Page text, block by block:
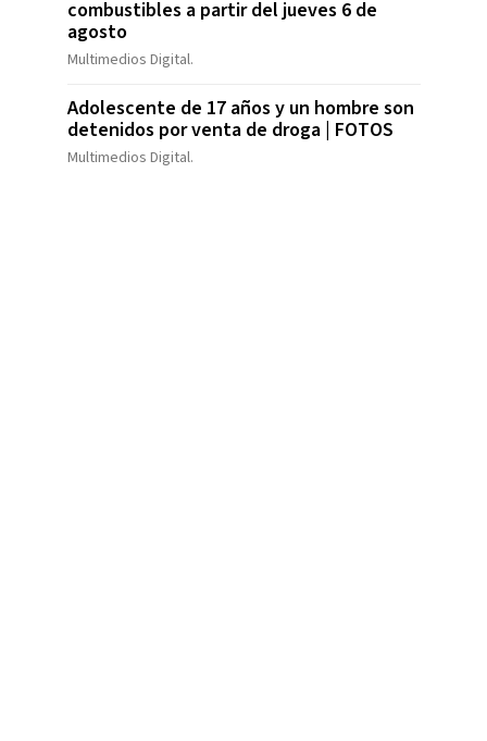
combustibles a partir del jueves 6 de
agosto
Multimedios Digital.
Adolescente de 17 años y un hombre son
detenidos por venta de droga | FOTOS
Multimedios Digital.